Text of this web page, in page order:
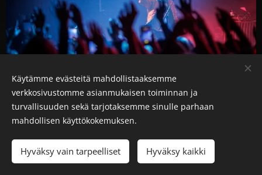
Käytämme evästeitä mahdollistaaksemme
verkkosivustomme asianmukaisen toiminnan ja
turvallisuuden sekä tarjotaksemme sinulle parhaan
mahdollisen käyttökokemuksen.
Hyväksy vain tarpeelliset Hyväksy kaikki